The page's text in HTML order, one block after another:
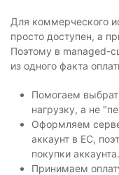
Для коммерческого
просто доступен, а
Поэтому в managed-
из одного факта
Помогаем
нагрузку, а не
Оформляем
аккаунт в ЕС,
покупки аккаунта.
Принимаем